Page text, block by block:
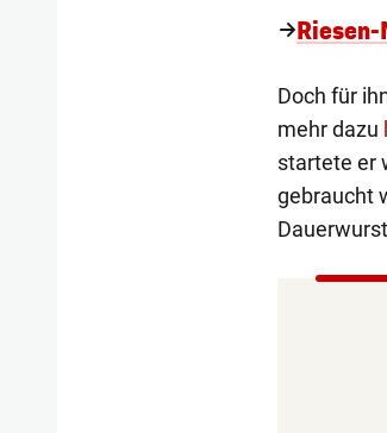
Doch für
mehr dazu
startete er
gebraucht